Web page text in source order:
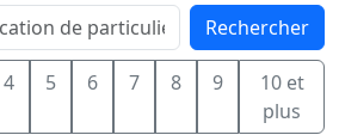
Rechercher
4 5 6 7 8 9
10 et
plus